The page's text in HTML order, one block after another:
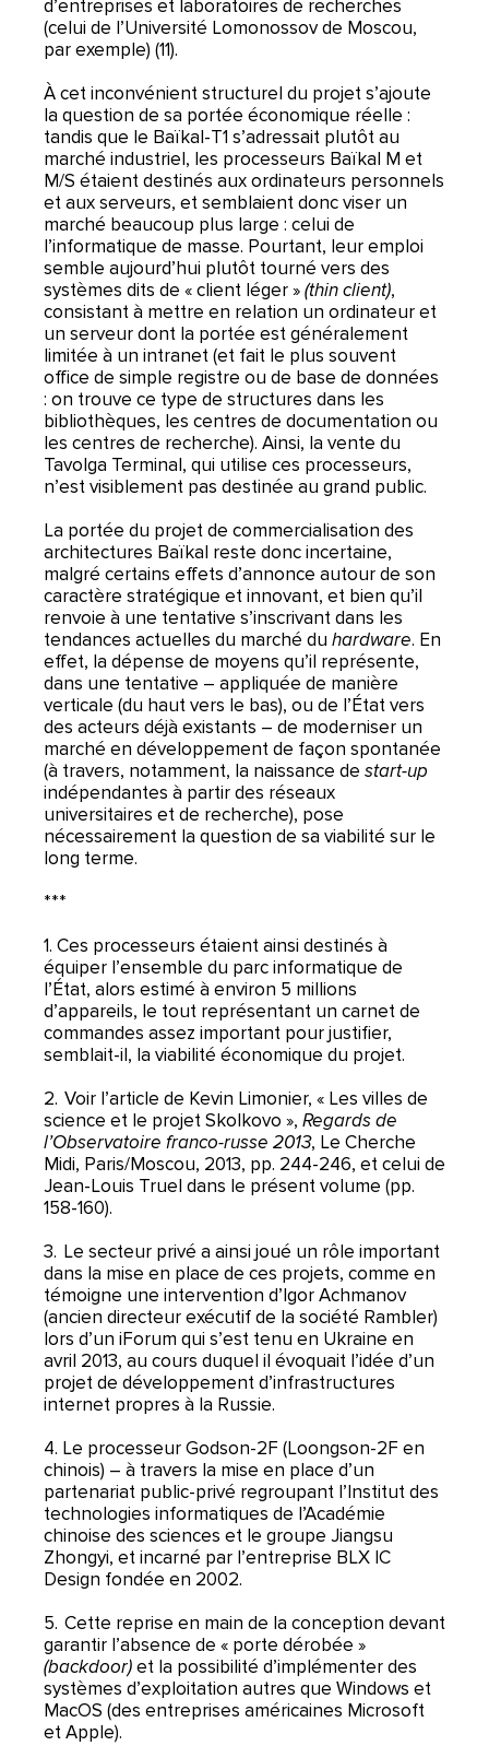
d’entreprises et laboratoires de recherches
(celui de l’Université Lomonossov de Moscou,
par exemple) (11).
À cet inconvénient structurel du projet s’ajoute
la question de sa portée économique réelle :
tandis que le Baïkal-T1 s’adressait plutôt au
marché industriel, les processeurs Baïkal M et
M/S étaient destinés aux ordinateurs personnels
et aux serveurs, et semblaient donc viser un
marché beaucoup plus large : celui de
l’informatique de masse. Pourtant, leur emploi
semble aujourd’hui plutôt tourné vers des
systèmes dits de « client léger »(thin client),
consistant à mettre en relation un ordinateur et
un serveur dont la portée est généralement
limitée à un intranet (et fait le plus souvent
office de simple registre ou de base de données
: on trouve ce type de structures dans les
bibliothèques, les centres de documentation ou
les centres de recherche). Ainsi, la vente du
Tavolga Terminal, qui utilise ces processeurs,
n’est visiblement pas destinée au grand public.
La portée du projet de commercialisation des
architectures Baïkal reste donc incertaine,
malgré certains effets d’annonce autour de son
caractère stratégique et innovant, et bien qu’il
renvoie à une tentative s’inscrivant dans les
tendances actuelles du marché du hardware. En
effet, la dépense de moyens qu’il représente,
dans une tentative – appliquée de manière
verticale (du haut vers le bas), ou de l’État vers
des acteurs déjà existants – de moderniser un
marché en développement de façon spontanée
(à travers, notamment, la naissance de start-up
indépendantes à partir des réseaux
universitaires et de recherche), pose
nécessairement la question de sa viabilité sur le
long terme.
***
1. Ces processeurs étaient ainsi destinés à
équiper l’ensemble du parc informatique de
l’État, alors estimé à environ 5 millions
d’appareils, le tout représentant un carnet de
commandes assez important pour justifier,
semblait-il, la viabilité économique du projet.
2. Voir l’article de Kevin Limonier, « Les villes de
science et le projet Skolkovo », Regards de
l’Observatoire franco-russe 2013, Le Cherche
Midi, Paris/Moscou, 2013, pp. 244-246, et celui de
Jean-Louis Truel dans le présent volume (pp.
158-160).
3. Le secteur privé a ainsi joué un rôle important
dans la mise en place de ces projets, comme en
témoigne une intervention d’Igor Achmanov
(ancien directeur exécutif de la société Rambler)
lors d’un iForum qui s’est tenu en Ukraine en
avril 2013, au cours duquel il évoquait l’idée d’un
projet de développement d’infrastructures
internet propres à la Russie.
4. Le processeur Godson-2F (Loongson-2F en
chinois) – à travers la mise en place d’un
partenariat public-privé regroupant l’Institut des
technologies informatiques de l’Académie
chinoise des sciences et le groupe Jiangsu
Zhongyi, et incarné par l’entreprise BLX IC
Design fondée en 2002.
5. Cette reprise en main de la conception devant
garantir l’absence de « porte dérobée »
(backdoor)et la possibilité d’implémenter des
systèmes d’exploitation autres que Windows et
MacOS (des entreprises américaines Microsoft
et Apple).